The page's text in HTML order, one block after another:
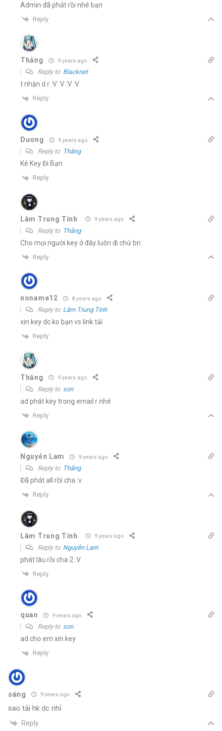
Admin đã phát rồi nhé bạn
Reply
Thắng 9 years ago
Reply to Blacknet
t nhận d r :V :V :V :V
Reply
Dương 9 years ago
Reply to Thắng
Ké Key Đi Bạn
Reply
Lâm Trung Tính 9 years ago
Reply to Thắng
Cho mọi người key ở đây luôn đi chứ bn
Reply
noname12 8 years ago
Reply to Lâm Trung Tính
xin key dc ko bạn vs link tải
Reply
Thắng 9 years ago
Reply to son
ad phát key trong email r nhé
Reply
Nguyễn Lam 9 years ago
Reply to Thắng
Đã phát all rồi cha :v
Reply
Lâm Trung Tính 9 years ago
Reply to Nguyễn Lam
phát lâu rồi cha 2 :V
Reply
quan 9 years ago
Reply to son
ad cho em xin key
Reply
sáng 9 years ago
sao tải hk dc nhỉ
Reply